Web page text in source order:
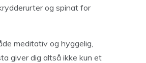
og spinat for
meditativ og hyggelig,
giver dig altså ikke kun et